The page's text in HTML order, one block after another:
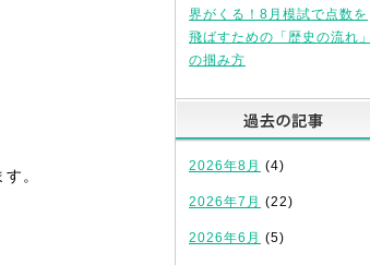
。
界がくる！8月模試で点数を
飛ばすための「歴史の流れ」
の掴み方
2026年8月 (4)
2026年7月 (22)
2026年6月 (5)